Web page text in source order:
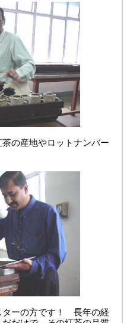
の産地やロットナンバー
ターの方です！ 長年の経